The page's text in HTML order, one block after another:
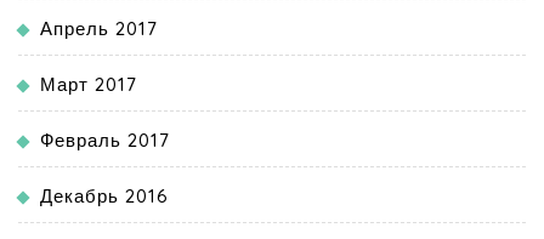
Апрель 2017
Март 2017
Февраль 2017
Декабрь 2016